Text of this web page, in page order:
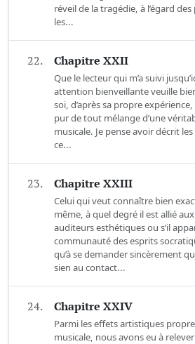
réveil de la tragédie, à l’égard
les...
22. Chapitre XXII
Que le lecteur qui m’a suivi
attention bienveillante veuille
soi, d’après sa propre
pur de tout mélange d’une
musicale. Je pense avoir décrit
ce...
23. Chapitre XXIII
Celui qui veut connaître bien
même, à quel degré il est allié
auditeurs esthétiques ou s’il
communauté des esprits
qu’à se demander sincèrement
sien au contact...
24. Chapitre XXIV
Parmi les effets artistiques
musicale, nous avons eu à